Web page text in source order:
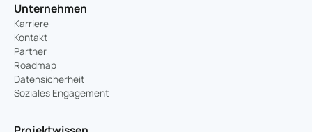
Unternehmen
Karriere
Kontakt
Partner
Roadmap
Datensicherheit
Soziales Engagement